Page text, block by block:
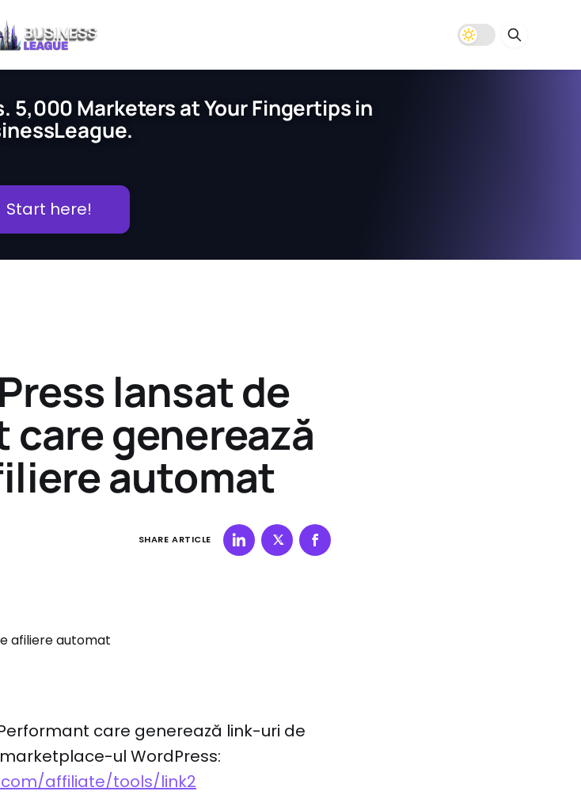
5,000 Marketers at Your Fingertips in
Start here!
lansat de
generează
automat
SHARE ARTICLE
care generează link-uri de
ul WordPress:
affiliate/tools/link2